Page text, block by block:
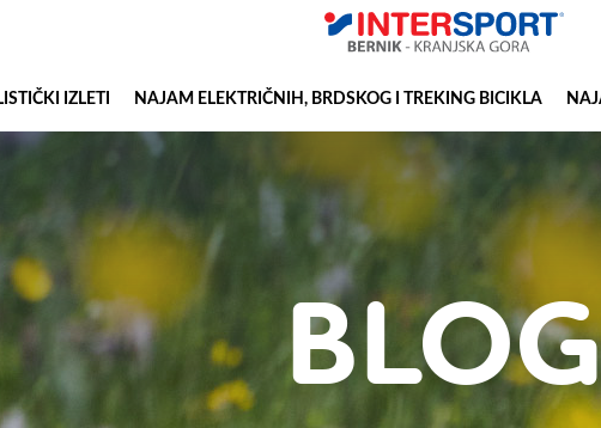
IZLETI NAJAM ELEKTRIČNIH, BRDSKOG I TREKING BICIKLA